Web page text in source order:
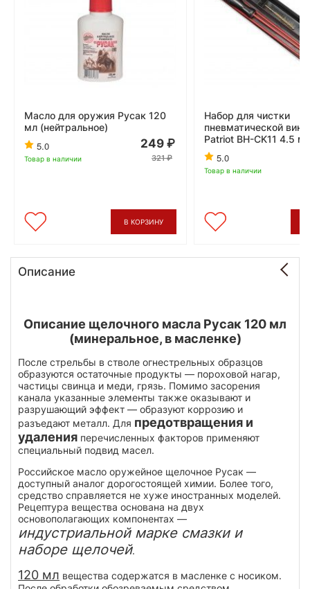
Масло для оружия Русак 120
мл (нейтральное)
5.0
Товар в наличии
249
321
В КОРЗИНУ
Набор для чистки
пневматической
Patriot BH-CK11 4.5
5.0
Товар в наличии
Описание
Описание щелочного масла Русак 120 мл
(минеральное, в масленке)
После стрельбы в стволе огнестрельных образцов
образуются остаточные продукты — пороховой нагар,
частицы свинца и меди, грязь. Помимо засорения
канала указанные элементы также оказывают и
разрушающий эффект — образуют коррозию и
разъедают металл. Для предотвращения и
удаления перечисленных факторов применяют
специальный подвид масел.
Российское масло оружейное щелочное Русак —
доступный аналог дорогостоящей химии. Более того,
средство справляется не хуже иностранных моделей.
Рецептура вещества основана на двух
основополагающих компонентах —
индустриальной марке смазки и
наборе щелочей.
120 мл вещества содержатся в масленке с носиком.